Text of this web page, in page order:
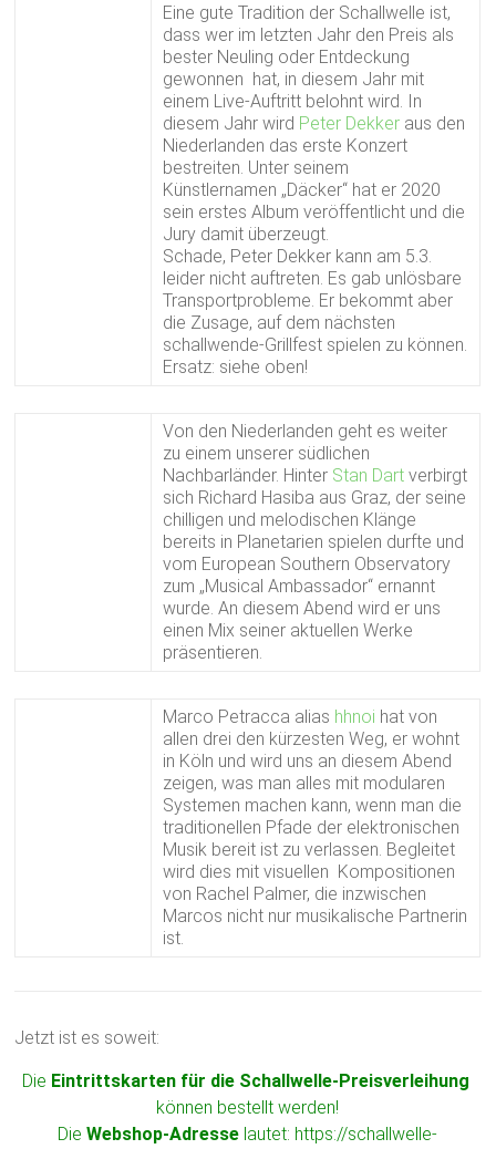
Eine gute Tradition der Schallwelle ist,
dass wer im letzten Jahr den Preis als
bester Neuling oder Entdeckung
gewonnen hat, in diesem Jahr mit
einem Live-Auftritt belohnt wird. In
diesem Jahr wird Peter Dekker aus den
Niederlanden das erste Konzert
bestreiten. Unter seinem
Künstlernamen „Däcker“ hat er 2020
sein erstes Album veröffentlicht und die
Jury damit überzeugt.
Schade, Peter Dekker kann am 5.3.
leider nicht auftreten. Es gab unlösbare
Transportprobleme. Er bekommt aber
die Zusage, auf dem nächsten
schallwende-Grillfest spielen zu können.
Ersatz: siehe oben!
Von den Niederlanden geht es weiter
zu einem unserer südlichen
Nachbarländer. Hinter Stan Dart verbirgt
sich Richard Hasiba aus Graz, der seine
chilligen und melodischen Klänge
bereits in Planetarien spielen durfte und
vom European Southern Observatory
zum „Musical Ambassador“ ernannt
wurde. An diesem Abend wird er uns
einen Mix seiner aktuellen Werke
präsentieren.
Marco Petracca alias hhnoi hat von
allen drei den kürzesten Weg, er wohnt
in Köln und wird uns an diesem Abend
zeigen, was man alles mit modularen
Systemen machen kann, wenn man die
traditionellen Pfade der elektronischen
Musik bereit ist zu verlassen. Begleitet
wird dies mit visuellen Kompositionen
von Rachel Palmer, die inzwischen
Marcos nicht nur musikalische Partnerin
ist.
Jetzt ist es soweit:
Die Eintrittskarten für die Schallwelle-Preisverleihung
können bestellt werden!
DieWebshop-Adresse lautet: https://schallwelle-